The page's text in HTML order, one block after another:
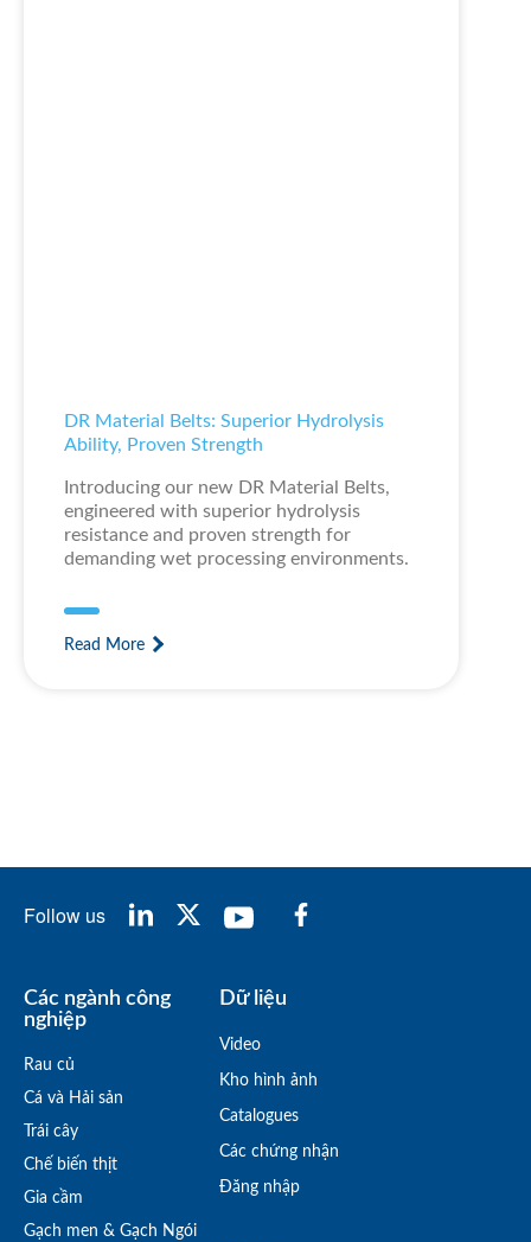
DR Material Belts: Superior Hydrolysis
Ability, Proven Strength
Introducing our new DR Material Belts,
engineered with superior hydrolysis
resistance and proven strength for
demanding wet processing environments.
Read More
Follow us
Các ngành công
nghiệp
Rau củ
Cá và Hải sản
Trái cây
Chế biến thịt
Gia cầm
Gạch men & Gạch Ngói
Dữ liệu
Video
Kho hình ảnh
Catalogues
Các chứng nhận
Đăng nhập